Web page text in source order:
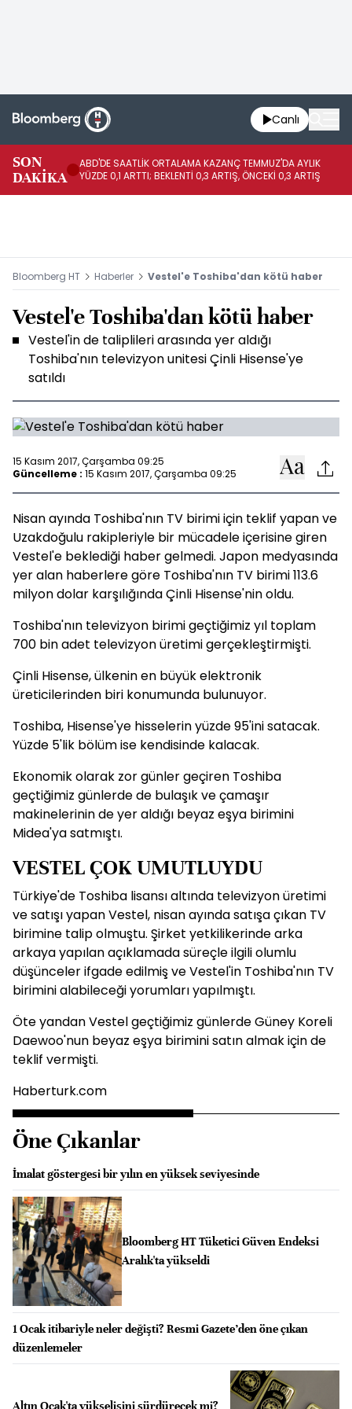
Canlı
SON
DAKİKA
ABD'DE SAATLİK ORTALAMA KAZANÇ TEMMUZ'DA AYLIK
YÜZDE 0,1 ARTTI; BEKLENTİ 0,3 ARTIŞ, ÖNCEKİ 0,3 ARTIŞ
Bloomberg HT Haberler Vestel'e Toshiba'dan kötü haber
Vestel'e Toshiba'dan kötü haber
Vestel'in de taliplileri arasında yer aldığı
Toshiba'nın televizyon unitesi Çinli Hisense'ye
satıldı
15 Kasım 2017, Çarşamba 09:25
Güncelleme : 15 Kasım 2017, Çarşamba 09:25
Nisan ayında Toshiba'nın TV birimi için teklif yapan ve
Uzakdoğulu rakipleriyle bir mücadele içerisine giren
Vestel'e beklediği haber gelmedi. Japon medyasında
yer alan haberlere göre Toshiba'nın TV birimi 113.6
milyon dolar karşılığında Çinli Hisense'nin oldu.
Toshiba'nın televizyon birimi geçtiğimiz yıl toplam
700 bin adet televizyon üretimi gerçekleştirmişti.
Çinli Hisense, ülkenin en büyük elektronik
üreticilerinden biri konumunda bulunuyor.
Toshiba, Hisense'ye hisselerin yüzde 95'ini satacak.
Yüzde 5'lik bölüm ise kendisinde kalacak.
Ekonomik olarak zor günler geçiren Toshiba
geçtiğimiz günlerde de bulaşık ve çamaşır
makinelerinin de yer aldığı beyaz eşya birimini
Midea'ya satmıştı.
VESTEL ÇOK UMUTLUYDU
Türkiye'de Toshiba lisansı altında televizyon üretimi
ve satışı yapan Vestel, nisan ayında satışa çıkan TV
birimine talip olmuştu. Şirket yetkilikerinde arka
arkaya yapılan açıklamada süreçle ilgili olumlu
düşünceler ifgade edilmiş ve Vestel'in Toshiba'nın TV
birimini alabileceği yorumları yapılmıştı.
Öte yandan Vestel geçtiğimiz günlerde Güney Koreli
Daewoo'nun beyaz eşya birimini satın almak için de
teklif vermişti.
Haberturk.com
Öne Çıkanlar
İmalat göstergesi bir yılın en yüksek seviyesinde
Bloomberg HT Tüketici Güven Endeksi
Aralık'ta yükseldi
1 Ocak itibariyle neler değişti? Resmi Gazete’den öne çıkan
düzenlemeler
Altın Ocak'ta yükselişini sürdürecek mi?